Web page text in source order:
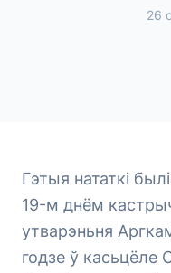
26
Гэтыя нататкі
19-м днём
утварэньня
годзе ў касьцёле